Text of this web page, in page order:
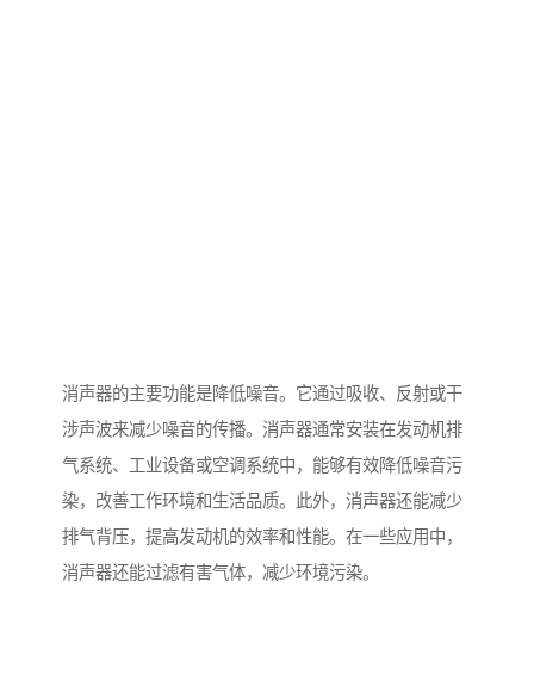
消声器的主要功能是降低噪音。它通过吸收、反射或干
涉声波来减少噪音的传播。消声器通常安装在发动机排
气系统、工业设备或空调系统中，能够有效降低噪音污
染，改善工作环境和生活品质。此外，消声器还能减少
排气背压，提高发动机的效率和性能。在一些应用中，
消声器还能过滤有害气体，减少环境污染。